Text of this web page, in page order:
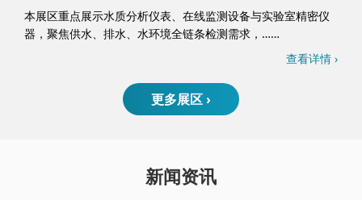
本展区重点展示水质分析仪表、在线监测设备与实验室精密仪
器，聚焦供水、排水、水环境全链条检测需求，……
查看详情 ›
更多展区 ›
新闻资讯